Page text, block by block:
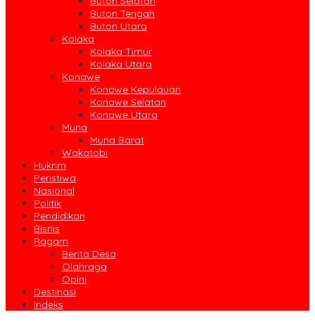
Buton Tengah
Buton Utara
Kolaka
Kolaka Timur
Kolaka Utara
Konawe
Konawe Kepulauan
Konawe Selatan
Konawe Utara
Muna
Muna Barat
Wakatobi
Hukrim
Peristiwa
Nasional
Politik
Pendidikan
Bisnis
Ragam
Berita Desa
Olahraga
Opini
Destinasi
Indeks